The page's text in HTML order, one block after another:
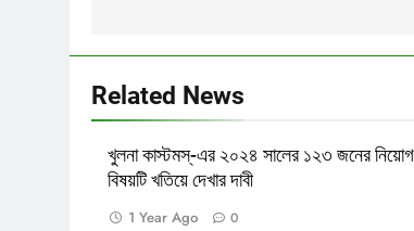
Related News
খুলনা কাস্টমস্-এর ২০২৪ সালের ১২৩ জনের
বিষয়টি খতিয়ে দেখার দাবী
1 Year Ago 0